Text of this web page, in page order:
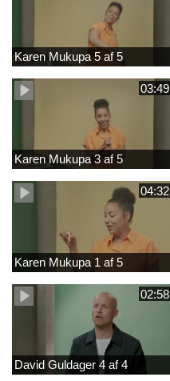
Karen Mukupa 5 af 5
03:49
Karen Mukupa 3 af 5
04:32
Karen Mukupa 1 af 5
02:58
David Guldager 4 af 4